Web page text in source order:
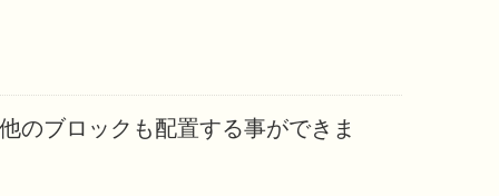
のブロックも配置する事ができま